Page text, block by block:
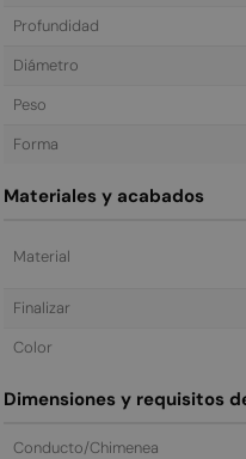
Profundidad
Diámetro
Peso
Forma
Materiales y acabados
Material
Finalizar
Color
Dimensiones y requisitos
Conducto/Chimenea